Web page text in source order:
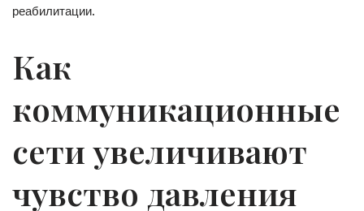
реабилитации.
Как
коммуникационные
сети увеличивают
чувство давления